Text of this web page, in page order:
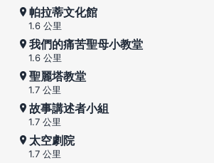
帕拉蒂文化館
1.6 公里
我們的痛苦聖母小教堂
1.6 公里
聖麗塔教堂
1.7 公里
故事講述者小組
1.7 公里
太空劇院
1.7 公里